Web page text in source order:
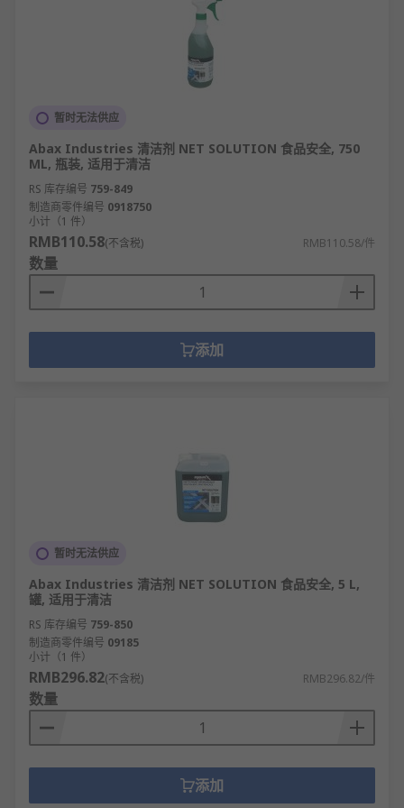
暂时无法供应
Abax Industries 清洁剂 NET SOLUTION 食品安全, 750
ML, 瓶装, 适用于清洁
RS 库存编号 759-849
制造商零件编号 0918750
小计（1 件）
RMB110.58(不含税) RMB110.58/件
数量
添加
暂时无法供应
Abax Industries 清洁剂 NET SOLUTION 食品安全, 5 L,
罐, 适用于清洁
RS 库存编号 759-850
制造商零件编号 09185
小计（1 件）
RMB296.82(不含税) RMB296.82/件
数量
添加